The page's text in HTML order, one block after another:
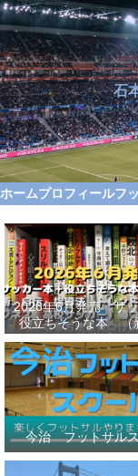
石
ホームプロフィールフ
2026年6月発売 サ
役立ちそうな本 （
術、自伝、指導法、
スポーツビジネス、
ー）勝つ方法、上手
を見つけよう
今治 フットサル